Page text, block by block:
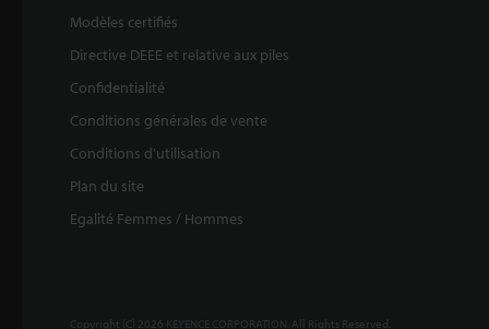
Modèles certifiés
Directive DEEE et relative aux piles
Confidentialité
Conditions générales de vente
Conditions d'utilisation
Plan du site
Egalité Femmes / Hommes
Copyright (C) 2026 KEYENCE CORPORATION. All Rights Reserved.